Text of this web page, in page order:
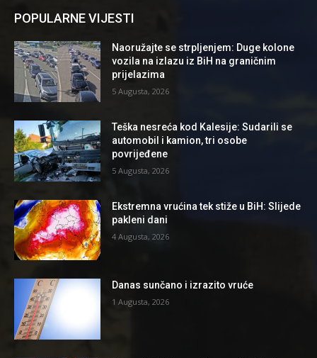
POPULARNE VIJESTI
Naoružajte se strpljenjem: Duge kolone
vozila na izlazu iz BiH na graničnim
prijelazima
5 Augusta, 2026
Teška nesreća kod Kalesije: Sudarili se
automobil i kamion, tri osobe
povrijeđene
5 Augusta, 2026
Ekstremna vrućina tek stiže u BiH: Slijede
pakleni dani
4 Augusta, 2026
Danas sunčano i izrazito vruće
1 Augusta, 2026